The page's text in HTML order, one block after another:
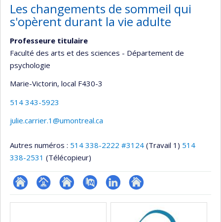
Les changements de sommeil qui
s'opèrent durant la vie adulte
Professeure titulaire
Faculté des arts et des sciences - Département de
psychologie
Marie-Victorin, local F430-3
514 343-5923
julie.carrier.1@umontreal.ca
Autres numéros : 514 338-2222 #3124 (Travail 1) 514
338-2531 (Télécopieur)
ResearchGate
Page Site
PubMedLinkedInAutre
Médias